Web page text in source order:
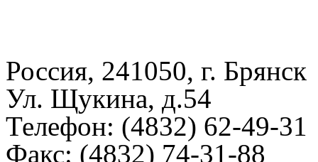
Россия, 241050, г. Брянск
Ул. Щукина, д.54
Телефон: (4832) 62-49-31
Факс: (4832) 74-31-88